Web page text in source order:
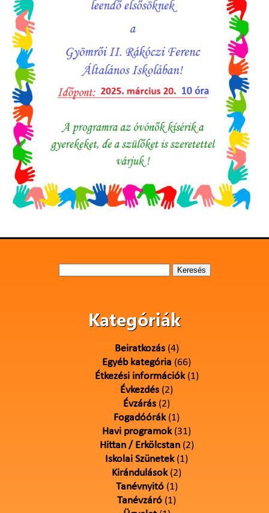
Kategóriák
Beiratkozás(4)
Egyéb kategória (66)
Étkezési információk(1)
Évkezdés (2)
Évzárás (2)
Fogadóórák(1)
Havi programok(31)
Hittan / Erkölcstan(2)
Iskolai Szünetek(1)
Kirándulások(2)
Tanévnyitó(1)
Tanévzáró (1)